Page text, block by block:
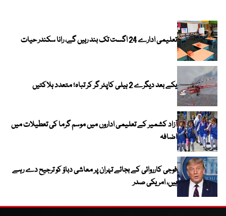
تعلیمی ادارے 24 اگست تک بند رہیں گے، رانا سکندر حیات
یکے بعد دیگرے 2 ہیلی کاپٹر گر کر تباہ؛ متعدد ہلاکتیں
آزاد کشمیر کے تعلیمی اداروں میں موسم گرما کی تعطیلات میں
اضافہ
فوجی کارروائی کے بجائے تہران پر معاشی دباؤ کو ترجیح دے رہے
ہیں، امریکی صدر